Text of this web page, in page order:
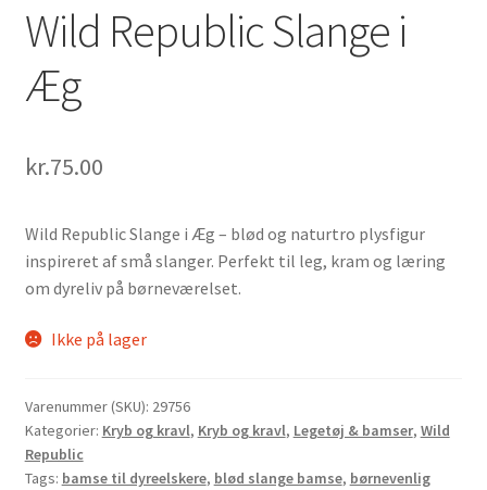
Wild Republic Slange i
Æg
kr.75.00
Wild Republic Slange i Æg – blød og naturtro plysfigur
inspireret af små slanger. Perfekt til leg, kram og læring
om dyreliv på børneværelset.
Ikke på lager
Varenummer (SKU): 29756
Kategorier: Kryb og kravl, Kryb og kravl, Legetøj & bamser, Wild
Republic
Tags: bamse til dyreelskere, blød slange bamse, børnevenlig